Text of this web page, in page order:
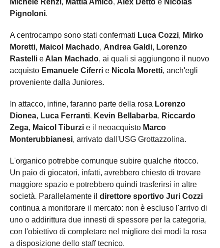
Pignoloni.
A centrocampo sono stati confermati Luca Cozzi, Mirko
Moretti, Maicol Machado, Andrea Galdi, Lorenzo
Rastelli e Alan Machado, ai quali si aggiungono il nuovo
acquisto Emanuele Ciferri e Nicola Moretti, anch'egli
proveniente dalla Juniores.
In attacco, infine, faranno parte della rosa Lorenzo
Dionea, Luca Ferranti, Kevin Bellabarba, Riccardo
Zega, Maicol Tiburzi e il neoacquisto Marco
Monterubbianesi, arrivato dall'USG Grottazzolina.
L'organico potrebbe comunque subire qualche ritocco.
Un paio di giocatori, infatti, avrebbero chiesto di trovare
maggiore spazio e potrebbero quindi trasferirsi in altre
società. Parallelamente il direttore sportivo Juri Cozzi
continua a monitorare il mercato: non è escluso l'arrivo di
uno o addirittura due innesti di spessore per la categoria,
con l'obiettivo di completare nel migliore dei modi la rosa
a disposizione dello staff tecnico.